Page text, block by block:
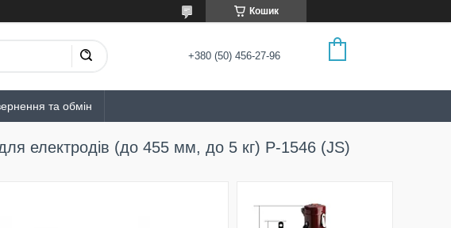
Кошик
+380 (50) 456-27-96
та обмін
електродів (до 455 мм, до 5 кг) P-1546 (JS)